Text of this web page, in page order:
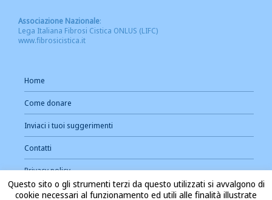
Associazione Nazionale:
Lega Italiana Fibrosi Cistica ONLUS (LIFC)
www.fibrosicistica.it
Home
Come donare
Inviaci i tuoi suggerimenti
Contatti
Privacy policy
Cookie Policy
Questo sito o gli strumenti terzi da questo utilizzati si avvalgono di
cookie necessari al funzionamento ed utili alle finalità illustrate